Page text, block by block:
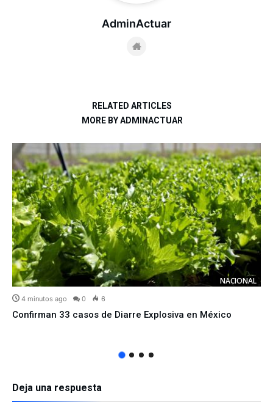
AdminActuar
RELATED ARTICLES
MORE BY ADMINACTUAR
NACIONAL
4 minutos ago 0 6
Confirman 33 casos de Diarre Explosiva en México
Deja una respuesta